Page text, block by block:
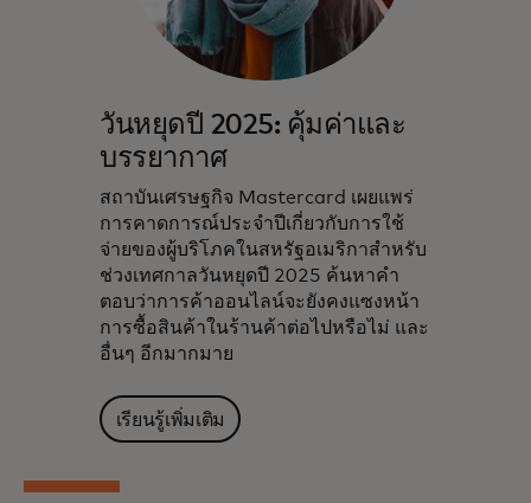
วันหยุดปี 2025: คุ้มค่าและ
บรรยากาศ
สถาบันเศรษฐกิจ Mastercard เผยแพร่
การคาดการณ์ประจำปีเกี่ยวกับการใช้
จ่ายของผู้บริโภคในสหรัฐอเมริกาสำหรับ
ช่วงเทศกาลวันหยุดปี 2025 ค้นหาคำ
ตอบว่าการค้าออนไลน์จะยังคงแซงหน้า
การซื้อสินค้าในร้านค้าต่อไปหรือไม่ และ
อื่นๆ อีกมากมาย
เรียนรู้เพิ่มเติม